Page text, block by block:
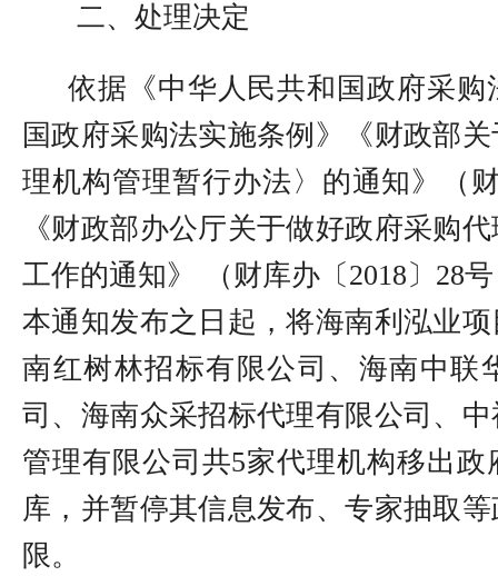
二、 处理决定
依据《中华人民共和国政府采
国政府采购法实施条例》《财政部
理机构管理暂行办法〉的通知》（
《财政部办公厅关于做好政府采购
工作的通知》 （财库办〔2018〕28
本通知发布之日起，将海南利泓业
南红树林招标有限公司、海南中联
司、海南众采招标代理有限公司、
管理有限公司共5家代理机构移出政
库，并暂停其信息发布、专家抽取
限。